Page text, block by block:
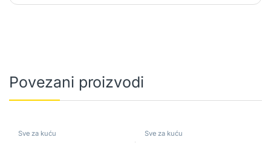
Povezani proizvodi
Sve za kuću Sve za kuću